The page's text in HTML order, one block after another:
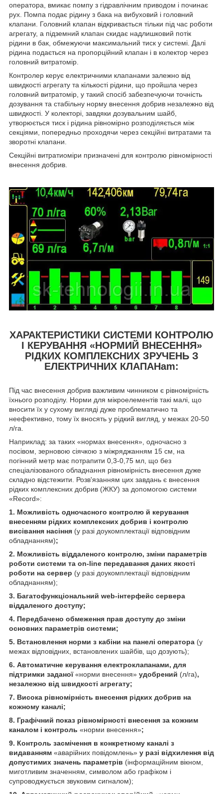
оператора, вмикає помпу з гідравлічним приводом і починає
рух. Помпа подає рідину з бака на вибуховий і головний
клапани. Головний клапан відкривається тільки під час роботи
агрегату, а підземний клапан скидає надлишковий потік
рідини в бак, обмежуючи максимальний тиск у системі. Далі
рідина подається на пропорційний клапан і в колектор через
головний витратомір.
Контролер керує електричними клапанами залежно від
швидкості агрегату та кількості рідини, що пройшла через
головний витратомір, у такий спосіб забезпечуючи точність
дозування та стабільну норму внесення добрив незалежно від
швидкості. У колекторі, завдяки дозувальним шайб,
утворюється тиск і рідина рівномірно розподіляється між
секціями, попередньо проходячи через секційні витратами та
зворотні клапани.
Секційні витратиоміри призначені для контролю рівномірності
внесення добрив.
ХАРАКТЕРИСТИКИ СИСТЕМИ КОНТРОЛЮ
І КЕРУВАННЯ «НОРМИЙ ВНЕСЕННЯ»
РІДКИХ КОМПЛЕКСНИХ ЗРУЧЕНЬ З
ЕЛЕКТРИЧНИХ КЛАПАНam:
Під час внесення добрив важливим чинником є рівномірність
їхнього розподілу. Норми для мікроелементів такі малі, що
вносити їх у сухому вигляді дуже проблематично та
неефективно, тому їх вносять у рідкий вигляд, у межах 20-50
л/га.
Наприклад: за таких «нормах внесення», одночасно з
посівом, зерновою сіячкою з міжряджанням 15 см, на
погінний метр має потрапити 0,3-0,75 мл, що без
спеціалізованого обладнання рівномірність внесення дуже
складно відстежити. Розв'язанням цих завдань є внесення
рідких комплексних добрив (ЖКУ) за допомогою системи
«Record»:
1. Можливість одночасного контролю й керування
внесенням рідких комплексних добрив і контролю
висівання насіння (у разі доукомплектації відповідним
обладнанням);
2. Можливість віддаленого контролю, зміни параметрів
роботи системи та on-line передавання даних якості
роботи на сервер (у разі доукомплектації відповідним
обладнанням);
3. Багатофункціональний web-інтерфейс сервера
віддаленого доступу;
4. Передбачено обмеження прав доступу до зміни
основних параметрів системи;
5. Встановлення норми з кабіни на панелі оператора (у
межах відповідних, встановлених шайбів, що дозують);
6. Автоматичне керування електроклапанами, для
підтримки заданої«норми внесення» удобрений (л/га),
незалежно від швидкості агрегату;
7. Висока рівномірність внесення рідких добрив на
кожному каналі;
8. Графічний показ рівномірності внесення за кожним
каналом і контроль «норми внесення»;
9. Контроль засмічення в конкретному каналі з
видаванням «аварійних повідомлень» у разі відхилення від
допустимих значень параметрів (інформаційним вікном,
миготливим значенням, символом або графіком і
супроводжується звуковим сигналом);